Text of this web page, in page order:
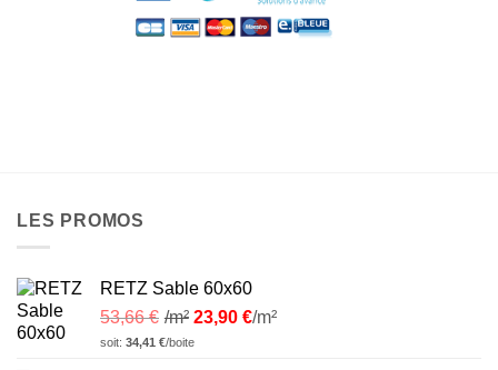
LES PROMOS
RETZ Sable 60x60
53,66€ /m² 23,90 €/m²
soit: 34,41 €/boite